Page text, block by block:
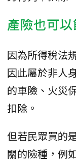
產險也可以
因為所得稅法
因此屬於非人
的車險、火災
扣除。
但若民眾買的
關的險種，例